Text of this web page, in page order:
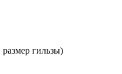
гильзы)